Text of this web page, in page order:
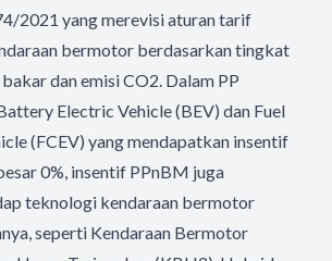
2021 yang merevisi aturan tarif
bermotor berdasarkan tingkat
dan emisi CO2. Dalam PP
Electric Vehicle (BEV) dan Fuel
(FCEV) yang mendapatkan insentif
0%, insentif PPnBM juga
teknologi kendaraan bermotor
seperti Kendaraan Bermotor